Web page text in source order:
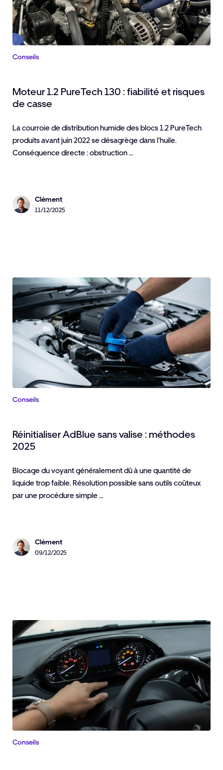
Conseils
Moteur 1.2 PureTech 130 : fiabilité et risques
de casse
La courroie de distribution humide des blocs 1.2 PureTech
produits avant juin 2022 se désagrège dans l’huile.
Conséquence directe : obstruction …
Clément
11/12/2025
Conseils
Réinitialiser AdBlue sans valise : méthodes
2025
Blocage du voyant généralement dû à une quantité de
liquide trop faible. Résolution possible sans outils coûteux
par une procédure simple …
Clément
09/12/2025
Conseils